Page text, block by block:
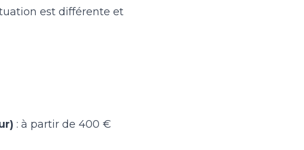
est différente et
: à partir de 400 €